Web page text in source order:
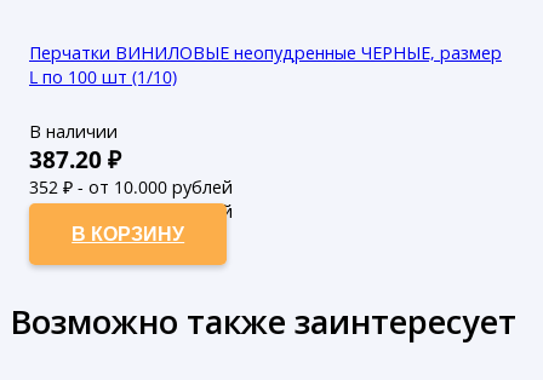
Перчатки ВИНИЛОВЫЕ неопудренные ЧЕРНЫЕ, размер
L по 100 шт (1/10)
В наличии
387.20₽
352 ₽ - от 10.000 рублей
320₽ - от 50.000 рублей
В КОРЗИНУ
Возможно также заинтересует